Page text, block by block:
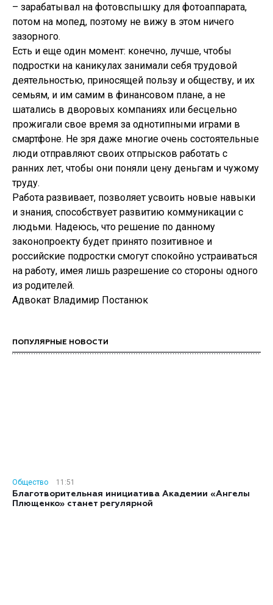
– зарабатывал на фотовспышку для фотоаппарата,
потом на мопед, поэтому не вижу в этом ничего
зазорного.
Есть и еще один момент: конечно, лучше, чтобы
подростки на каникулах занимали себя трудовой
деятельностью, приносящей пользу и обществу, и их
семьям, и им самим в финансовом плане, а не
шатались в дворовых компаниях или бесцельно
прожигали свое время за однотипными играми в
смартфоне. Не зря даже многие очень состоятельные
люди отправляют своих отпрысков работать с
ранних лет, чтобы они поняли цену деньгам и чужому
труду.
Работа развивает, позволяет усвоить новые навыки
и знания, способствует развитию коммуникации с
людьми. Надеюсь, что решение по данному
законопроекту будет принято позитивное и
российские подростки смогут спокойно устраиваться
на работу, имея лишь разрешение со стороны одного
из родителей.
Адвокат Владимир Постанюк
ПОПУЛЯРНЫЕ НОВОСТИ
Общество
11:51
Благотворительная инициатива Академии «Ангелы
Плющенко» станет регулярной